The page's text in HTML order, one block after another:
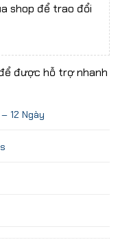
shop để trao đổi
được hỗ trợ nhanh
12 Ngày